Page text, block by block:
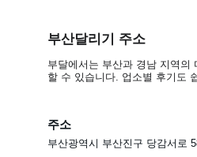
부산달리기 주소
부달에서는 부산과 경남 지역의
할 수 있습니다. 업소별 후기도
주소
부산광역시 부산진구 당감서로